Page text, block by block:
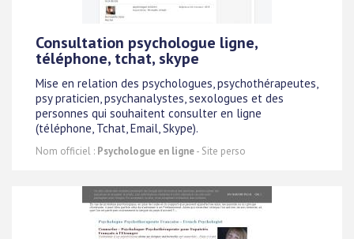
Consultation psychologue ligne,
téléphone, tchat, skype
Mise en relation des psychologues, psychothérapeutes,
psy praticien, psychanalystes, sexologues et des
personnes qui souhaitent consulter en ligne
(téléphone, Tchat, Email, Skype).
Nom officiel : Psychologue en ligne- Site perso